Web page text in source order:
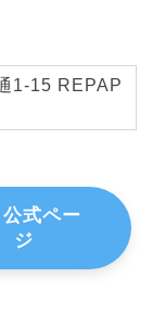
1-15 REPAP
公式ペー
ジ